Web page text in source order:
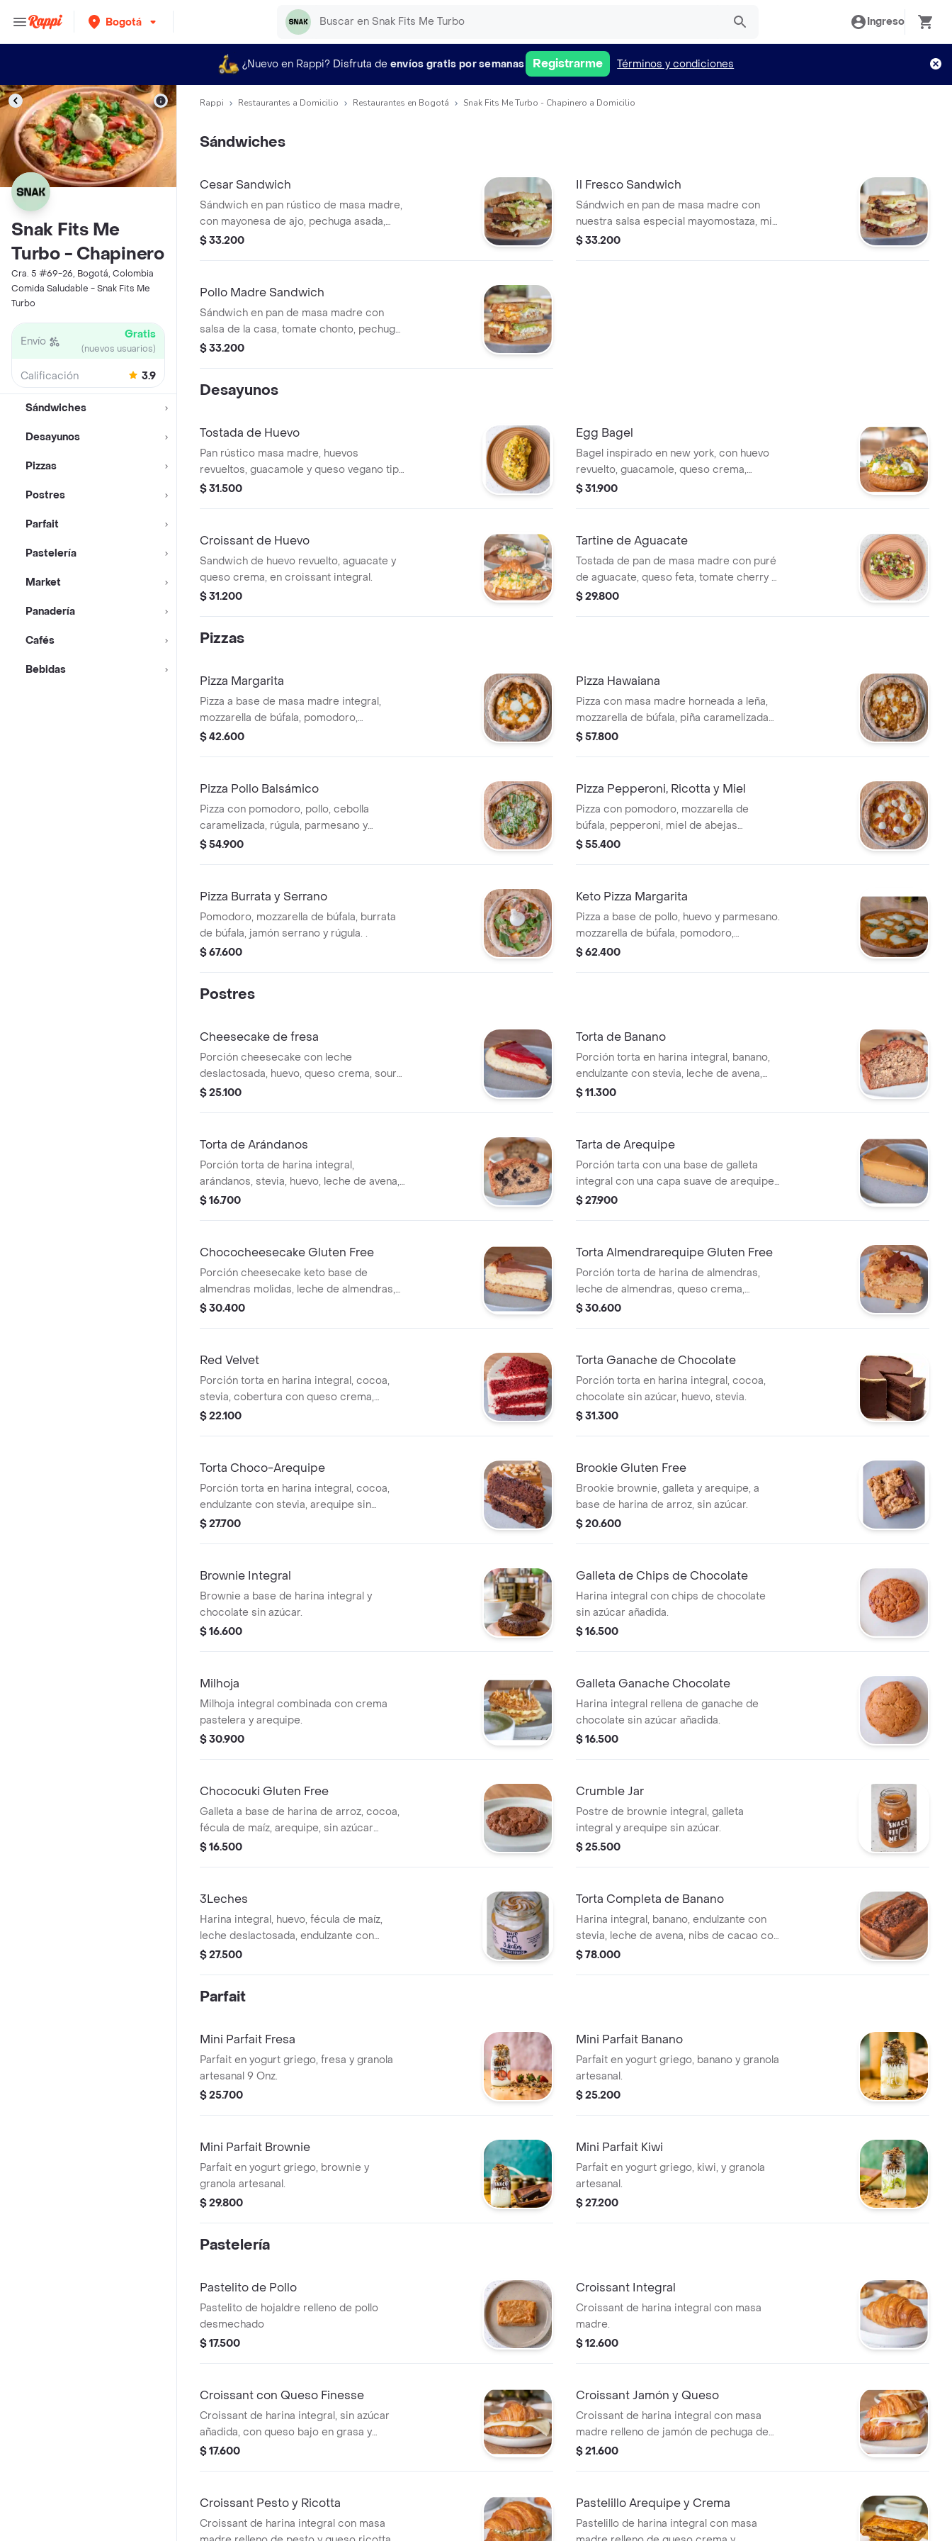
Bogotá Ingreso
¿Nuevo en Rappi? Disfruta de envíos gratis por semanas Registrarme Términos y condiciones
Snak Fits Me
Turbo - Chapinero
Cra. 5 #69-26, Bogotá, Colombia
Comida Saludable - Snak Fits Me
Turbo
Envío Gratis
(nuevos usuarios)
Calificación 3.9
Sándwiches
Desayunos
Pizzas
Postres
Parfait
Pastelería
Market
Panadería
Cafés
Bebidas
Rappi Restaurantes a Domicilio Restaurantes en Bogotá Snak Fits Me Turbo - Chapinero a Domicilio
Sándwiches
Cesar Sandwich
Sándwich en pan rústico de masa madre,
con mayonesa de ajo, pechuga asada,
mozzarella de búfala, lechugas frescas
$ 33.200
Il Fresco Sandwich
Sándwich en pan de masa madre con
nuestra salsa especial mayomostaza, mix
de lechugas frescas, tomate chonto,
$ 33.200
Pollo Madre Sandwich
Sándwich en pan de masa madre con
salsa de la casa, tomate chonto, pechuga
de pollo desmechada en salsa de ajo y
$ 33.200
Desayunos
Tostada de Huevo
Pan rústico masa madre, huevos
revueltos, guacamole y queso vegano tipo
mozzarella.
$ 31.500
Egg Bagel
Bagel inspirado en new york, con huevo
revuelto, guacamole, queso crema,
mozzarella de búfala y aceitunas.
$ 31.900
Croissant de Huevo
Sandwich de huevo revuelto, aguacate y
queso crema, en croissant integral.
$ 31.200
Tartine de Aguacate
Tostada de pan de masa madre con puré
de aguacate, queso feta, tomate cherry y
arándanos secos.
$ 29.800
Pizzas
Pizza Margarita
Pizza a base de masa madre integral,
mozzarella de búfala, pomodoro,
parmesano y albahaca.
$ 42.600
Pizza Hawaiana
Pizza con masa madre horneada a leña,
mozzarella de búfala, piña caramelizada
con stevia, jamón de pavo y pomodoro de
$ 57.800
Pizza Pollo Balsámico
Pizza con pomodoro, pollo, cebolla
caramelizada, rúgula, parmesano y
vinagreta de balsámico. .
$ 54.900
Pizza Pepperoni, Ricotta y Miel
Pizza con pomodoro, mozzarella de
búfala, pepperoni, miel de abejas
orgánica y queso ricotta. .
$ 55.400
Pizza Burrata y Serrano
Pomodoro, mozzarella de búfala, burrata
de búfala, jamón serrano y rúgula. .
$ 67.600
Keto Pizza Margarita
Pizza a base de pollo, huevo y parmesano.
mozzarella de búfala, pomodoro,
parmesano y albahaca.
$ 62.400
Postres
Cheesecake de fresa
Porción cheesecake con leche
deslactosada, huevo, queso crema, sour
cream, fresa, base de galleta integral,
$ 25.100
Torta de Banano
Porción torta en harina integral, banano,
endulzante con stevia, leche de avena,
nibs de cacao con chocolate
$ 11.300
Torta de Arándanos
Porción torta de harina integral,
arándanos, stevia, huevo, leche de avena,
yogurt griego, nuez moscada.
$ 16.700
Tarta de Arequipe
Porción tarta con una base de galleta
integral con una capa suave de arequipe
sin azúcar.
$ 27.900
Chococheesecake Gluten Free
Porción cheesecake keto base de
almendras molidas, leche de almendras,
huevo, queso crema, sour cream,
$ 30.400
Torta Almendrarequipe Gluten Free
Porción torta de harina de almendras,
leche de almendras, queso crema,
arequipe sin azúcar, mantequilla de maní
$ 30.600
Red Velvet
Porción torta en harina integral, cocoa,
stevia, cobertura con queso crema,
mantequilla y stevia.
$ 22.100
Torta Ganache de Chocolate
Porción torta en harina integral, cocoa,
chocolate sin azúcar, huevo, stevia.
$ 31.300
Torta Choco-Arequipe
Porción torta en harina integral, cocoa,
endulzante con stevia, arequipe sin
azúcar y nueces del nogal.
$ 27.700
Brookie Gluten Free
Brookie brownie, galleta y arequipe, a
base de harina de arroz, sin azúcar.
$ 20.600
Brownie Integral
Brownie a base de harina integral y
chocolate sin azúcar.
$ 16.600
Galleta de Chips de Chocolate
Harina integral con chips de chocolate
sin azúcar añadida.
$ 16.500
Milhoja
Milhoja integral combinada con crema
pastelera y arequipe.
$ 30.900
Galleta Ganache Chocolate
Harina integral rellena de ganache de
chocolate sin azúcar añadida.
$ 16.500
Chococuki Gluten Free
Galleta a base de harina de arroz, cocoa,
fécula de maíz, arequipe, sin azúcar
añadida.
$ 16.500
Crumble Jar
Postre de brownie integral, galleta
integral y arequipe sin azúcar.
$ 25.500
3Leches
Harina integral, huevo, fécula de maíz,
leche deslactosada, endulzante con
stevia.
$ 27.500
Torta Completa de Banano
Harina integral, banano, endulzante con
stevia, leche de avena, nibs de cacao con
chocolate
$ 78.000
Parfait
Mini Parfait Fresa
Parfait en yogurt griego, fresa y granola
artesanal 9 Onz.
$ 25.700
Mini Parfait Banano
Parfait en yogurt griego, banano y granola
artesanal.
$ 25.200
Mini Parfait Brownie
Parfait en yogurt griego, brownie y
granola artesanal.
$ 29.800
Mini Parfait Kiwi
Parfait en yogurt griego, kiwi, y granola
artesanal.
$ 27.200
Pastelería
Pastelito de Pollo
Pastelito de hojaldre relleno de pollo
desmechado
$ 17.500
Croissant Integral
Croissant de harina integral con masa
madre.
$ 12.600
Croissant con Queso Finesse
Croissant de harina integral, sin azúcar
añadida, con queso bajo en grasa y
calorías.
$ 17.600
Croissant Jamón y Queso
Croissant de harina integral con masa
madre relleno de jamón de pechuga de
pavo y queso bajo en grasa.
$ 21.600
Croissant Pesto y Ricotta
Croissant de harina integral con masa
Pastelillo Arequipe y Crema
Pastelillo de harina integral con masa